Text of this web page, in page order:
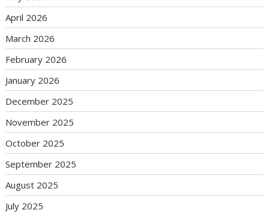
April 2026
March 2026
February 2026
January 2026
December 2025
November 2025
October 2025
September 2025
August 2025
July 2025